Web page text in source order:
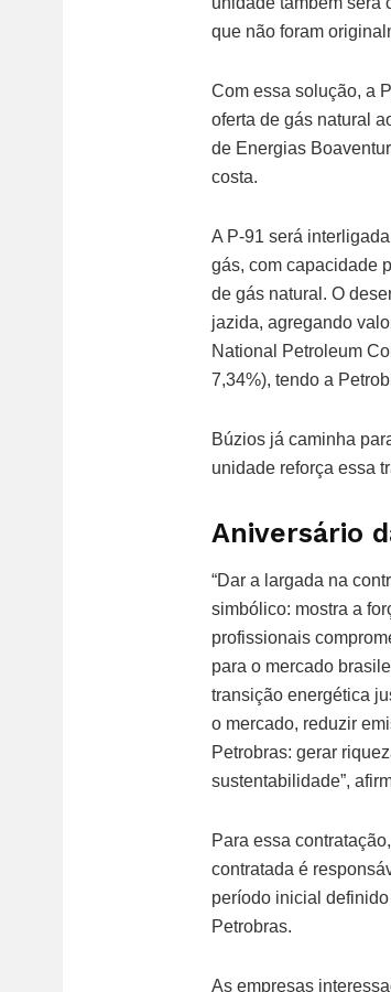
que não foram
Com essa solução, a
oferta de gás natural
de Energias
costa.
A P-91 será
gás, com capacidade
de gás natural. O
jazida, agregando
National Petroleum
7,34%), tendo a
Búzios já caminha
unidade reforça essa
Aniversário
“Dar a largada na
simbólico: mostra a
profissionais
para o mercado
transição energética
o mercado, reduzir
Petrobras: gerar
sustentabilidade”,
Para essa
contratada é
período inicial
Petrobras.
As empresas